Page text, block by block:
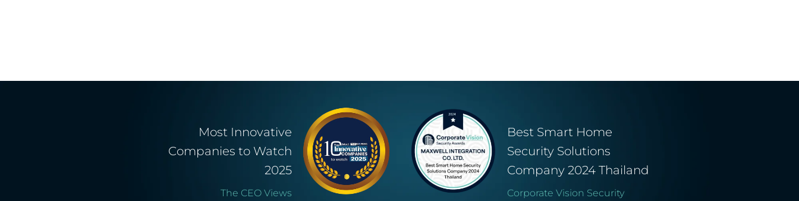
Most Innovative
Companies to Watch
2025
The CEO Views
Best Smart Home
Security Solutions
Company 2024 Thailand
Corporate Vision Security